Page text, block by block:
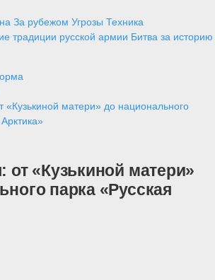
За рубежом Угрозы Техника
традиции русской армии Битва за историю
«Кузькиной матери» до национального
от «Кузькиной матери»
парка «Русская